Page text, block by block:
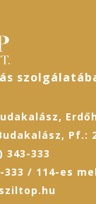
Pf.:
343-333
333 / 114-es